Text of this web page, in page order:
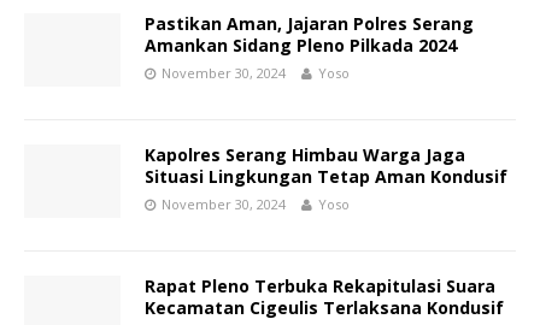
Pastikan Aman, Jajaran Polres Serang
Amankan Sidang Pleno Pilkada 2024
November 30, 2024 Yoso
Kapolres Serang Himbau Warga Jaga
Situasi Lingkungan Tetap Aman Kondusif
November 30, 2024 Yoso
Rapat Pleno Terbuka Rekapitulasi Suara
Kecamatan Cigeulis Terlaksana Kondusif